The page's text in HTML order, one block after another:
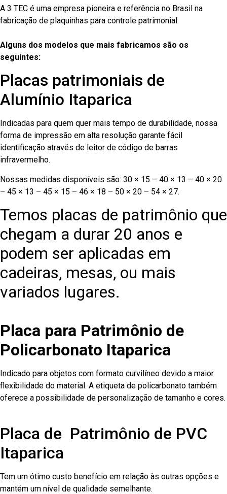
A 3 TEC é uma empresa pioneira e referência no Brasil na
fabricação de plaquinhas para controle patrimonial.
Alguns dos modelos que mais fabricamos são os
seguintes:
Placas patrimoniais de
Alumínio Itaparica
Indicadas para quem quer mais tempo de durabilidade, nossa
forma de impressão em alta resolução garante fácil
identificação através de leitor de código de barras
infravermelho.
Nossas medidas disponíveis são: 30 × 15 – 40 × 13 – 40 × 20
– 45 × 13 – 45 × 15 – 46 × 18 – 50 × 20 – 54 × 27.
Temos placas de patrimônio que
chegam a durar 20 anos e
podem ser aplicadas em
cadeiras, mesas, ou mais
variados lugares.
Placa para Patrimônio de
Policarbonato Itaparica
Indicado para objetos com formato curvilíneo devido a maior
flexibilidade do material. A etiqueta de policarbonato também
oferece a possibilidade de personalização de tamanho e cores.
Placa de Patrimônio de PVC
Itaparica
Tem um ótimo custo benefício em relação às outras opções e
mantém um nível de qualidade semelhante.